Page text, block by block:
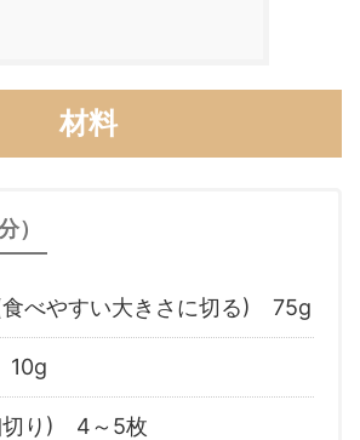
材料
）
食べやすい大きさに切る) 75g
切り) 4～5枚